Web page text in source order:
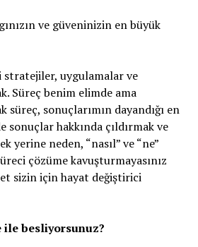
ve güveninizin en büyük
stratejiler, uygulamalar ve
Süreç benim elimde ama
süreç, sonuçlarımın dayandığı en
sonuçlar hakkında çıldırmak ve
yerine neden, “nasıl” ve “ne”
çözüme kavuşturmayasınız
sizin için hayat değiştirici
besliyorsunuz?